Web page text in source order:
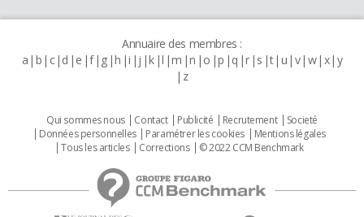
Annuaire des membres :
a b c d e f g h i j k l m n o p q r s t u v w x y
z
Qui sommes nous Contact Publicité Recrutement
Societé
Données personnelles
Paramétrer les cookies
Mentions légales
Tous les articles
Corrections © 2022 CCM Benchmark